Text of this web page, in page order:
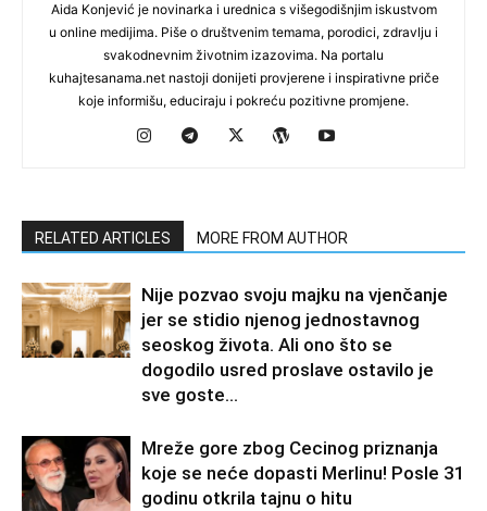
Aida Konjević je novinarka i urednica s višegodišnjim iskustvom
u online medijima. Piše o društvenim temama, porodici, zdravlju i
svakodnevnim životnim izazovima. Na portalu
kuhajtesanama.net nastoji donijeti provjerene i inspirativne priče
koje informišu, educiraju i pokreću pozitivne promjene.
RELATED ARTICLES MORE FROM AUTHOR
Nije pozvao svoju majku na vjenčanje
jer se stidio njenog jednostavnog
seoskog života. Ali ono što se
dogodilo usred proslave ostavilo je
sve goste...
Mreže gore zbog Cecinog priznanja
koje se neće dopasti Merlinu! Posle 31
godinu otkrila tajnu o hitu